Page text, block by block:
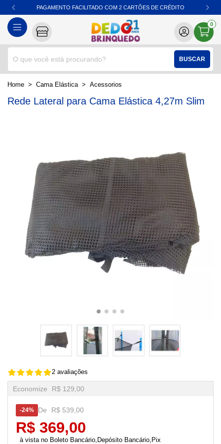
BUSCAR
0
PAGAMENTO FACILITADO COM 2 CARTÕES DE CRÉDITO
home Cama Elástica acessorios
Rede Lateral para Cama Elástica 4,27m Slim
2 avaliações
De R$ 539,00
Economize R$ 129,00
24%
R$ 369,00
Boleto Bancário,Depósito Bancário,Pix